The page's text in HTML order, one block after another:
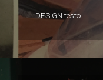
DESIGN testo